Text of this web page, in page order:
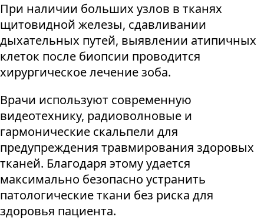
При наличии больших узлов в тканях
щитовидной железы, сдавливании
дыхательных путей, выявлении атипичных
клеток после биопсии проводится
хирургическое лечение зоба.
Врачи используют современную
видеотехнику, радиоволновые и
гармонические скальпели для
предупреждения травмирования здоровых
тканей. Благодаря этому удается
максимально безопасно устранить
патологические ткани без риска для
здоровья пациента.